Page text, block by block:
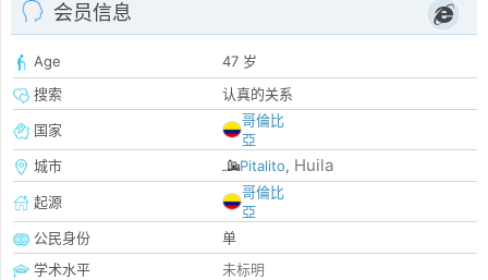
会员信息
Age
47 岁
搜索
认真的关系
国家
哥倫比
亞
城市
Pitalito, Huila
起源
哥倫比
亞
公民身份
单
学术水平
未标明